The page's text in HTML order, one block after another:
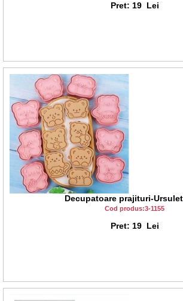
Pret: 19 Lei
Decupatoare prajituri-
Cod produs:3-1155
Pret: 19 Lei